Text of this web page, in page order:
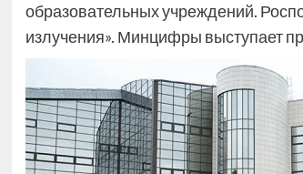
образовательных учреждений.
излучения». Минцифры выступает